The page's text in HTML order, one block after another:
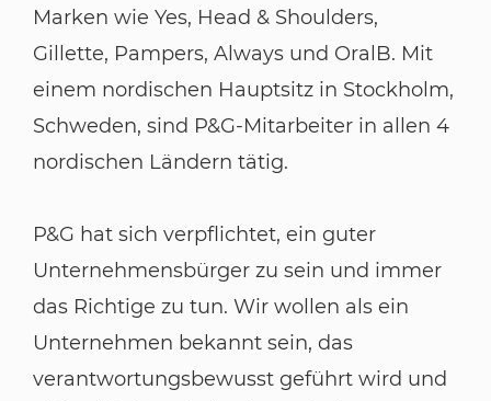
Marken wie Yes, Head & Shoulders,
Gillette, Pampers, Always und OralB. Mit
einem nordischen Hauptsitz in Stockholm,
Schweden, sind P&G-Mitarbeiter in allen 4
nordischen Ländern tätig.
P&G hat sich verpflichtet, ein guter
Unternehmensbürger zu sein und immer
das Richtige zu tun. Wir wollen als ein
Unternehmen bekannt sein, das
verantwortungsbewusst geführt wird und